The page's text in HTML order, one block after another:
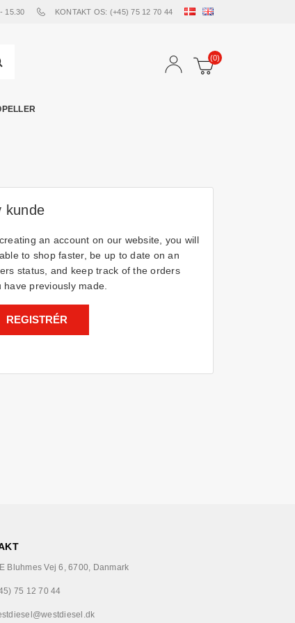
15.30 KONTAKT OS: (+45) 75 12 70 44
(0)
kunde
an account on our website, you will
to shop faster, be up to date on an
status, and keep track of the orders
have previously made.
REGISTRÉR
Bluhmes Vej 6, 6700, Danmark
75 12 70 44